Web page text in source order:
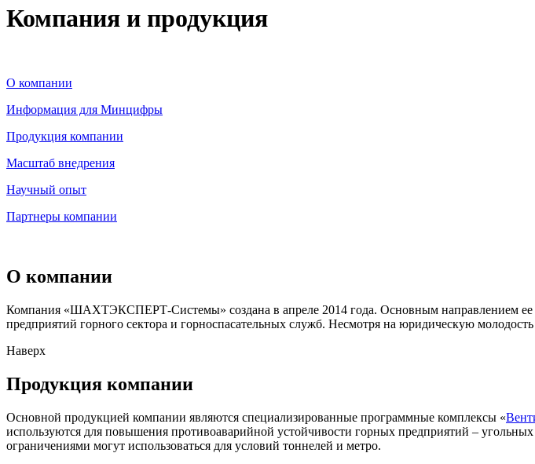
Компания и продукция
О компании
Информация для Минцифры
Продукция компании
Масштаб внедрения
Научный опыт
Партнеры компании
О компании
Компания «ШАХТЭКСПЕРТ-Системы» создана в апреле 2014 года. Основным направлением ее
предприятий горного сектора и горноспасательных служб. Несмотря на юридическую
Наверх
Продукция компании
Основной продукцией компании являются специализированные программные комплексы «
используются для повышения противоаварийной устойчивости горных предприятий –
ограничениями могут использоваться для условий тоннелей и метро.